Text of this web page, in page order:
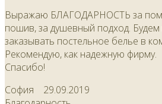
Выражаю БЛАГОДАРНОСТЬ за
пошив, за душевный подход.
заказывать постельное белье в
Рекомендую, как надежную фирму.
Спасибо!
София 29.09.2019